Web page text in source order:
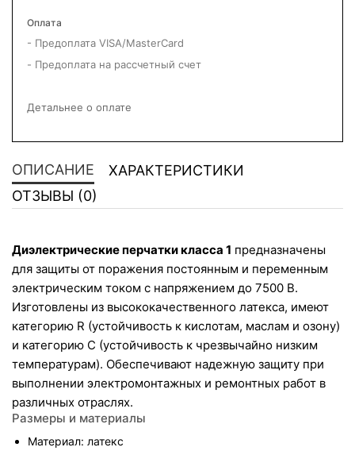
Оплата
- Предоплата VISA/MasterCard
- Предоплата на рассчетный счет
Детальнее о оплате
ОПИСАНИЕ
ХАРАКТЕРИСТИКИ
ОТЗЫВЫ (0)
Диэлектрические перчатки класса 1 предназначены
для защиты от поражения постоянным и переменным
электрическим током с напряжением до 7500 В.
Изготовлены из высококачественного латекса, имеют
категорию R (устойчивость к кислотам, маслам и озону)
и категорию C (устойчивость к чрезвычайно низким
температурам). Обеспечивают надежную защиту при
выполнении электромонтажных и ремонтных работ в
различных отраслях.
Размеры и материалы
Материал: латекс